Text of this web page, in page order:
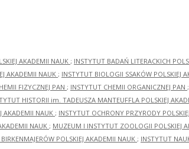
AKADEMII NAUK ; INSTYTUT BADAŃ LITERACKICH
AKADEMII NAUK ; INSTYTUT BIOLOGII SSAKÓW POLSKIEJ
FIZYCZNEJ PAN ; INSTYTUT CHEMII ORGANICZNEJ PAN ;
HISTORII im. TADEUSZA MANTEUFFLA POLSKIEJ
AKADEMII NAUK ; INSTYTUT OCHRONY PRZYRODY
NAUK ; MUZEUM I INSTYTUT ZOOLOGII POLSKIEJ
POLSKIEJ AKADEMII NAUK ; INSTYTUT